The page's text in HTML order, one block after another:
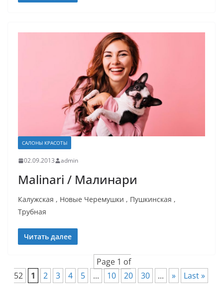
САЛОНЫ КРАСОТЫ
02.09.2013 admin
Malinari / Малинари
Калужская , Новые Черемушки , Пушкинская ,
Трубная
Читать далее
Page 1 of
52
1 2 3 4 5 ... 10 20 30 ... » Last »